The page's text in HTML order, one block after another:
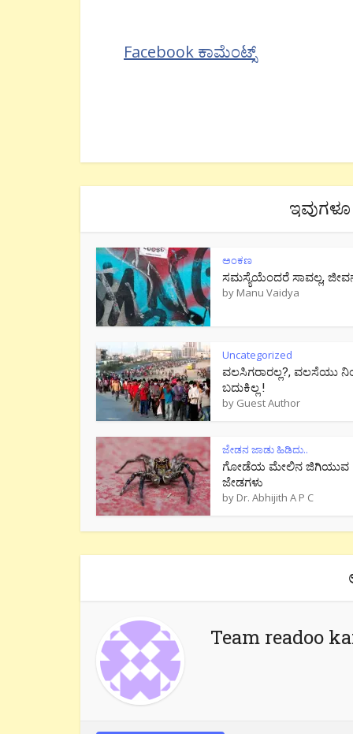
Facebook ಕಾಮೆಂಟ್ಸ್
ಅಂಕಣ
ಸಮಸ್ಯೆಯೆಂದರೆ ಸಾವಲ್ಲ,
by Manu Vaidya
Uncategorized
ವಲಸಿಗರಾರಲ್ಲ?, ವಲಸೆಯು
ಬದುಕಿಲ್ಲ !
by Guest Author
ಜೇಡನ ಜಾಡು ಹಿಡಿದು..
ಗೋಡೆಯ ಮೇಲಿನ ಜಿಗಿಯುವ
ಜೇಡಗಳು
by Dr. Abhijith A P C
Team readoo